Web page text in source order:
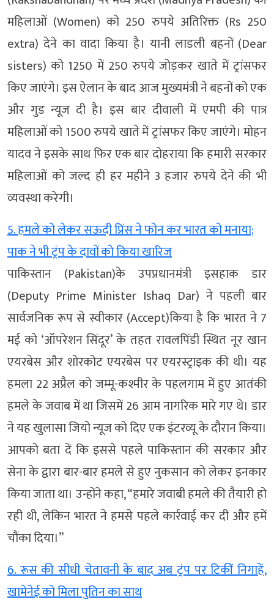
महिलाओं (Women) को 250 रुपये अतिरिक्त (Rs 250
extra) देने का वादा किया है। यानी लाडली बहनों (Dear
sisters) को 1250 में 250 रुपये जोड़कर खाते में ट्रांसफर
किए जाएंगे। इस ऐलान के बाद आज मुख्यमंत्री ने बहनों को एक
और गुड न्यूज दी है। इस बार दीवाली में एमपी की पात्र
महिलाओं को 1500 रुपये खाते में ट्रांसफर किए जाएंगे। मोहन
यादव ने इसके साथ फिर एक बार दोहराया कि हमारी सरकार
महिलाओं को जल्द ही हर महीने 3 हजार रुपये देने की भी
व्यवस्था करेगी।
5. हमले को लेकर सऊदी प्रिंस ने फोन कर भारत को मनाया;
पाक ने भी ट्रंप के दावों को किया खारिज
पाकिस्तान (Pakistan)के उपप्रधानमंत्री इसहाक डार
(Deputy Prime Minister Ishaq Dar) ने पहली बार
सार्वजनिक रूप से स्वीकार (Accept)किया है कि भारत ने 7
मई को ‘ऑपरेशन सिंदूर’ के तहत रावलपिंडी स्थित नूर खान
एयरबेस और शोरकोट एयरबेस पर एयरस्ट्राइक की थी। यह
हमला 22 अप्रैल को जम्मू-कश्मीर के पहलगाम में हुए आतंकी
हमले के जवाब में था जिसमें 26 आम नागरिक मारे गए थे। डार
ने यह खुलासा जियो न्यूज को दिए एक इंटरव्यू के दौरान किया।
आपको बता दें कि इससे पहले पाकिस्तान की सरकार और
सेना के द्वारा बार-बार हमले से हुए नुकसान को लेकर इनकार
किया जाता था। उन्होंने कहा, “हमारे जवाबी हमले की तैयारी हो
रही थी, लेकिन भारत ने हमसे पहले कार्रवाई कर दी और हमें
चौंका दिया।”
6. रूस की सीधी चेतावनी के बाद अब ट्रंप पर टिकीं निगाहें,
खामेनेई को मिला पुतिन का साथ